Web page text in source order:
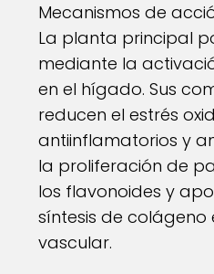
Mecanismos de
La planta principal
mediante la
en el hígado. Sus
reducen el estrés
antiinflamatorios y
la proliferación de
los flavonoides y
síntesis de
vascular.